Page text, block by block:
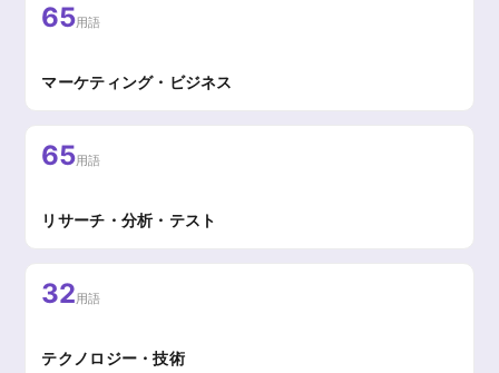
65用語
マーケティング・ビジネス
65用語
リサーチ・分析・テスト
32用語
テクノロジー・技術